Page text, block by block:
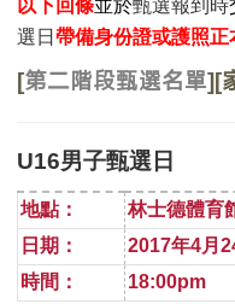
以下回條並於甄選報到時
選日帶備身份證或護照正
[第二階段甄選名單][
U16男子甄選日
地點：
林士德體育
日期：
2017年4月
時間：
18:00pm